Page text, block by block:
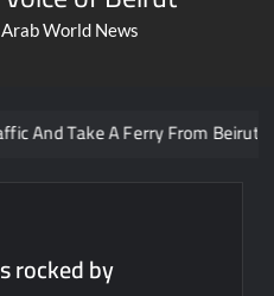
World News
Take A Ferry From Beirut To
rocked by